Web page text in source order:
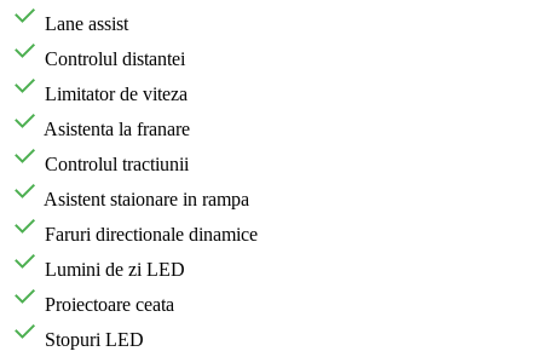
Lane assist
Controlul distantei
Limitator de viteza
Asistenta la franare
Controlul tractiunii
Asistent staionare in rampa
Faruri directionale dinamice
Lumini de zi LED
Proiectoare ceata
Stopuri LED